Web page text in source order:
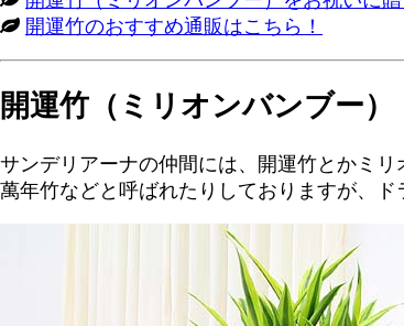
開運竹のおすすめ通販はこちら！
開運竹（ミリオンバンブー）
サンデリアーナの仲間には、開運竹とかミ
萬年竹などと呼ばれたりしておりますが、